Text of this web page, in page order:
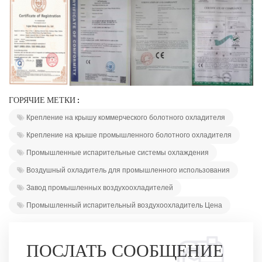
ГОРЯЧИЕ МЕТКИ :
Крепление на крышу коммерческого болотного охладителя
Крепление на крыше промышленного болотного охладителя
Промышленные испарительные системы охлаждения
Воздушный охладитель для промышленного использования
Завод промышленных воздухоохладителей
Промышленный испарительный воздухоохладитель Цена
ПОСЛАТЬ СООБЩЕНИЕ